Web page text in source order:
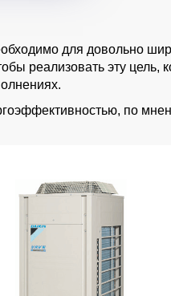
для довольно
реализовать эту цель,
по